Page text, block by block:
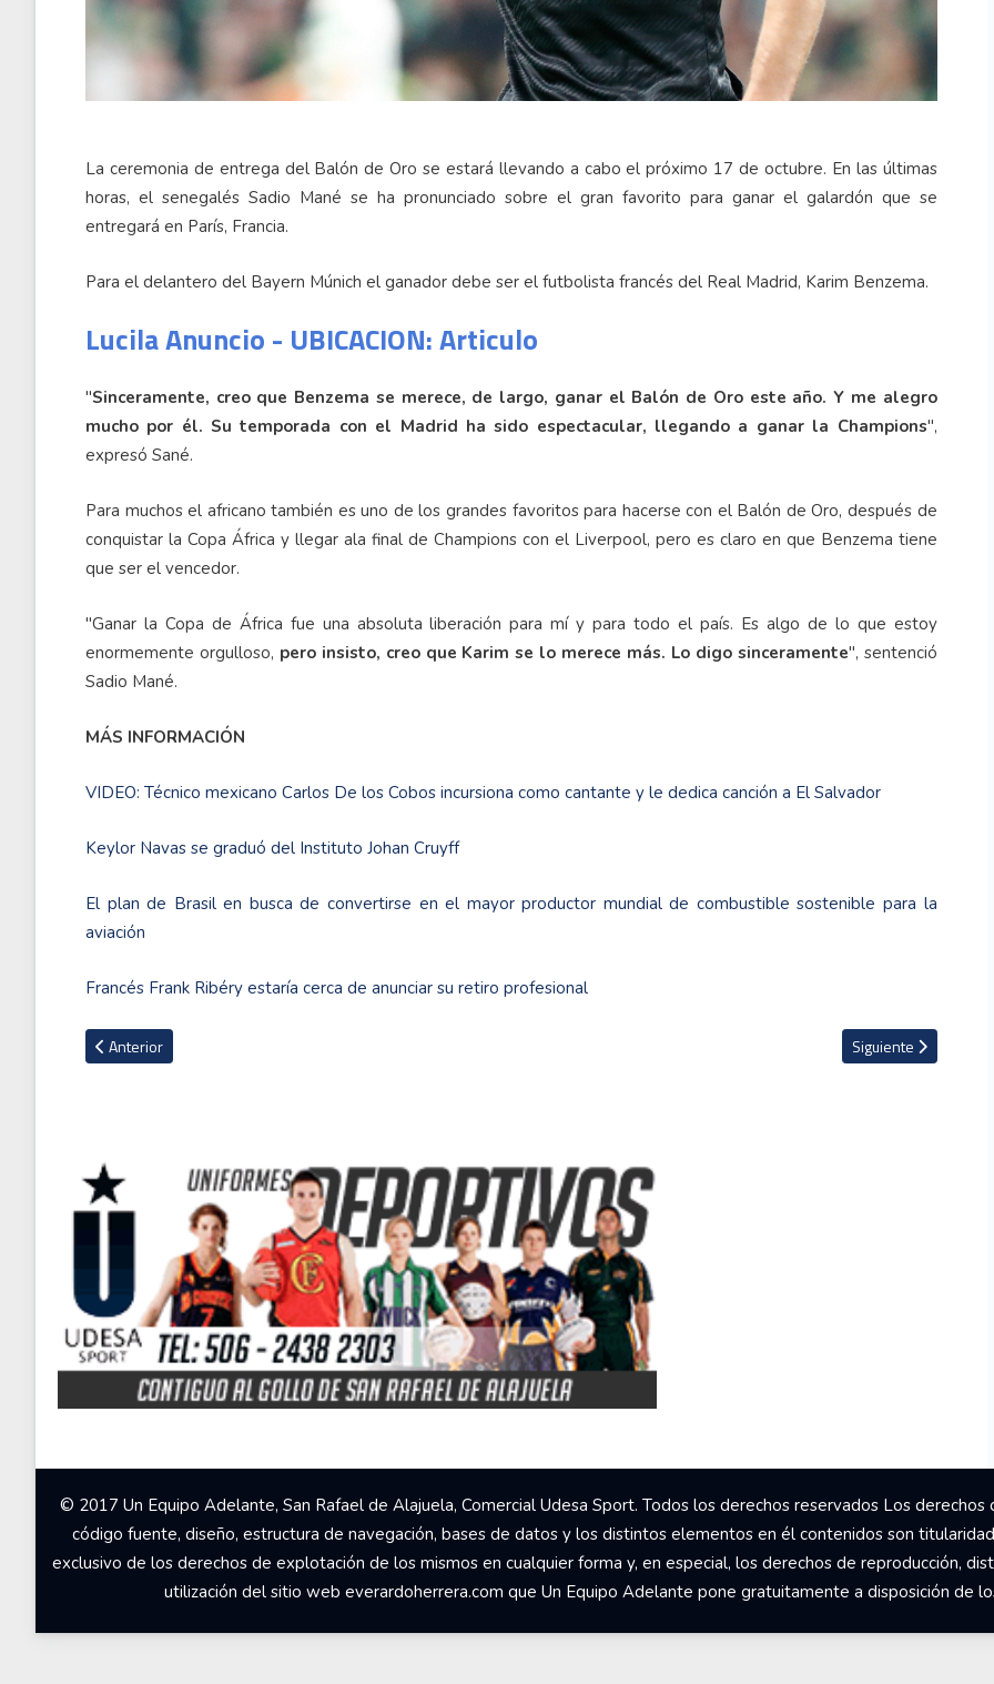
La ceremonia de entrega del Balón de Oro se estará llevando a cabo el próximo 17 de octubre. En las últimas
horas, el senegalés Sadio Mané se ha pronunciado sobre el gran favorito para ganar el galardón que se
entregará en París, Francia.
Para el delantero del Bayern Múnich el ganador debe ser el futbolista francés del Real Madrid, Karim Benzema.
Lucila Anuncio - UBICACION: Articulo
"Sinceramente, creo que Benzema se merece, de largo, ganar el Balón de Oro este año. Y me alegro
mucho por él. Su temporada con el Madrid ha sido espectacular, llegando a ganar la Champions",
expresó Sané.
Para muchos el africano también es uno de los grandes favoritos para hacerse con el Balón de Oro, después de
conquistar la Copa África y llegar ala final de Champions con el Liverpool, pero es claro en que Benzema tiene
que ser el vencedor.
"Ganar la Copa de África fue una absoluta liberación para mí y para todo el país. Es algo de lo que estoy
enormemente orgulloso, pero insisto, creo que Karim se lo merece más. Lo digo sinceramente", sentenció
Sadio Mané.
MÁS INFORMACIÓN
VIDEO: Técnico mexicano Carlos De los Cobos incursiona como cantante y le dedica canción a El Salvador
Keylor Navas se graduó del Instituto Johan Cruyff
El plan de Brasil en busca de convertirse en el mayor productor mundial de combustible sostenible para la
aviación
Francés Frank Ribéry estaría cerca de anunciar su retiro profesional
Artículo anterior: El PSG viajará en autobús para el juego ante el Reims
Anterior Artículo siguiente:
Siguiente
© 2017 Un Equipo Adelante, San Rafael de Alajuela, Comercial Udesa Sport. Todos los derechos reservados Los
código fuente, diseño, estructura de navegación, bases de datos y los distintos elementos en él contenidos son
exclusivo de los derechos de explotación de los mismos en cualquier forma y, en especial, los derechos de reproducción,
utilización del sitio web everardoherrera.com que Un Equipo Adelante pone gratuitamente a disposición de